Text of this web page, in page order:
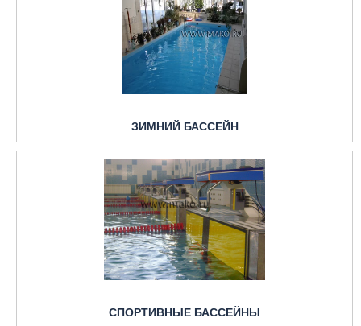
ЗИМНИЙ БАССЕЙН
СПОРТИВНЫЕ БАССЕЙНЫ